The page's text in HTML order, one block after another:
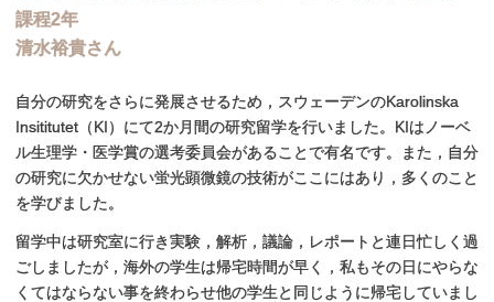
課程2年
清水裕貴さん
自分の研究をさらに発展させるため，スウェーデンのKarolinska
Insititutet（KI）にて2か月間の研究留学を行いました。KIはノーベ
ル生理学・医学賞の選考委員会があることで有名です。また，自分
の研究に欠かせない蛍光顕微鏡の技術がここにはあり，多くのこと
を学びました。
留学中は研究室に行き実験，解析，議論，レポートと連日忙しく過
ごしましたが，海外の学生は帰宅時間が早く，私もその日にやらな
くてはならない事を終わらせ他の学生と同じように帰宅していまし